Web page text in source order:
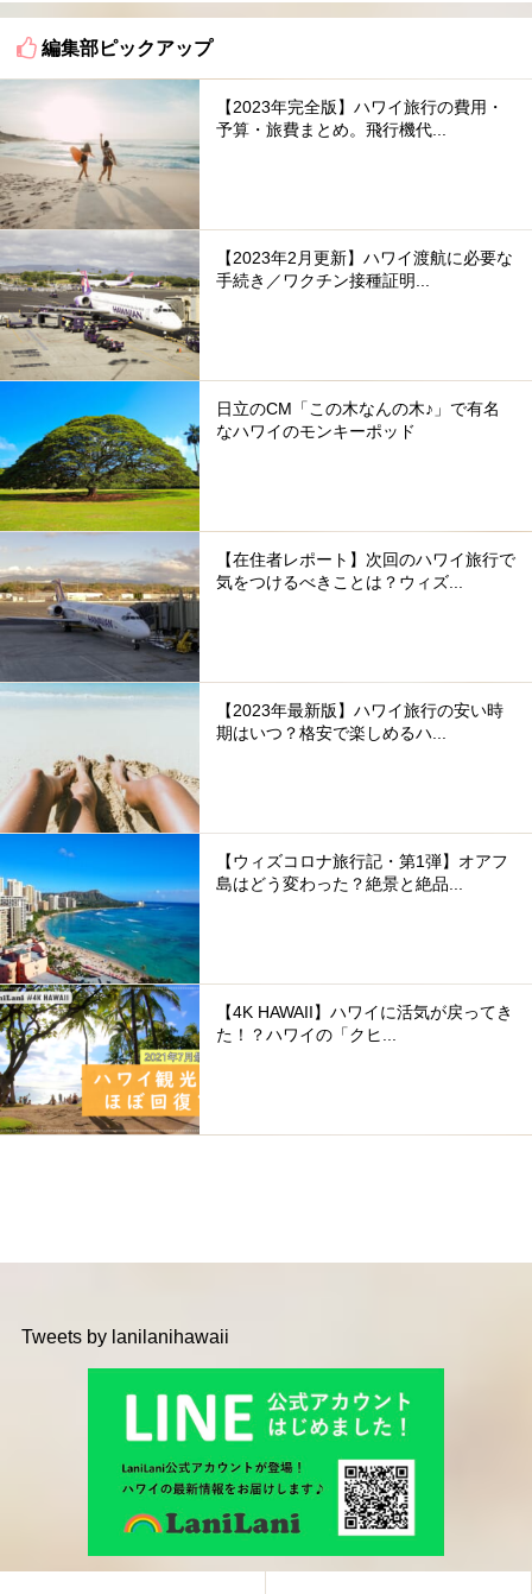
編集部ピックアップ
【2023年完全版】ハワイ旅行の費用・
予算・旅費まとめ。飛行機代...
【2023年2月更新】ハワイ渡航に必要な
手続き／ワクチン接種証明...
日立のCM「この木なんの木♪」で有名
なハワイのモンキーポッド
【在住者レポート】次回のハワイ旅行で
気をつけるべきことは？ウィズ...
【2023年最新版】ハワイ旅行の安い時
期はいつ？格安で楽しめるハ...
【ウィズコロナ旅行記・第1弾】オアフ
島はどう変わった？絶景と絶品...
【4K HAWAII】ハワイに活気が戻ってき
た！？ハワイの「クヒ...
Tweets by lanilanihawaii